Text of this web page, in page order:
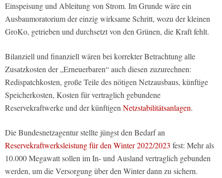
Einspeisung und Ableitung von Strom. Im Grunde wäre ein
Ausbaumoratorium der einzig wirksame Schritt, wozu der kleinen
GroKo, getrieben und durchsetzt von den Grünen, die Kraft fehlt.
Bilanziell und finanziell wären bei korrekter Betrachtung alle
Zusatzkosten der „Erneuerbaren“ auch diesen zuzurechnen:
Redispatchkosten, große Teile des nötigen Netzausbaus, künftige
Speicherkosten, Kosten für vertraglich gebundene
Reservekraftwerke und der künftigen Netzstabilitätsanlagen.
Die Bundesnetzagentur stellte jüngst den Bedarf an
Reservekraftwerksleistung für den Winter 2022/2023 fest: Mehr als
10.000 Megawatt sollen im In- und Ausland vertraglich gebunden
werden, um die Versorgung über den Winter dann zu sichern.